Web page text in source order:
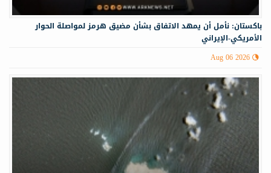
باكستان: نأمل أن يمهد الاتفاق بشأن مضيق هرمز لمواصلة الحوار
الأمريكي-الإيراني
Aug 06 2026